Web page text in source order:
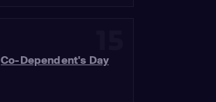
Co-Dependent's Day